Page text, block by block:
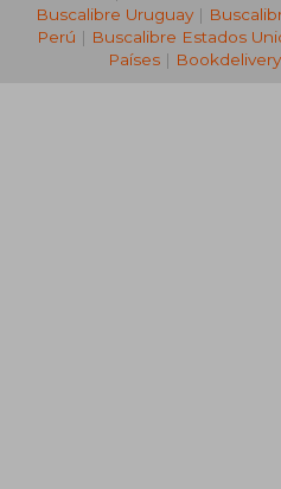
Buscalibre Uruguay|
Perú | Buscalibre Estados
Países |